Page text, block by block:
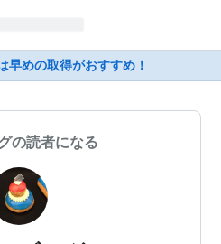
早めの取得がおすすめ！
の読者になる